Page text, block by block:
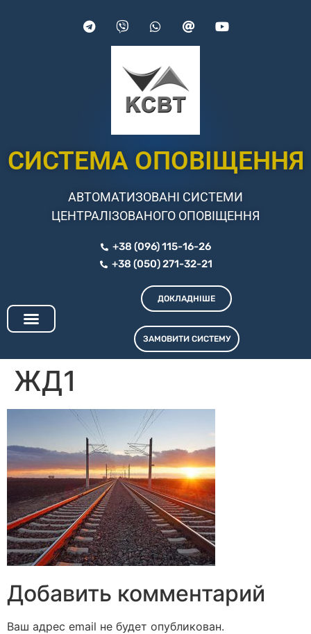
СИСТЕМА ОПОВІЩЕННЯ
АВТОМАТИЗОВАНІ СИСТЕМИ
ЦЕНТРАЛІЗОВАНОГО ОПОВІЩЕННЯ
+38 (096) 115-16-26
+38 (050) 271-32-21
ДОКЛАДНІШЕ
ЗАМОВИТИ СИСТЕМУ
ЖД1
Добавить комментарий
Ваш адрес email не будет опубликован.